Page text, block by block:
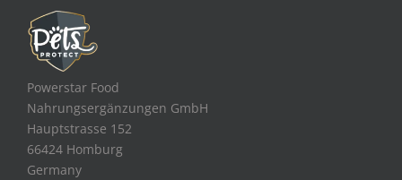
Powerstar Food
Nahrungsergänzungen GmbH
Hauptstrasse 152
66424 Homburg
Germany